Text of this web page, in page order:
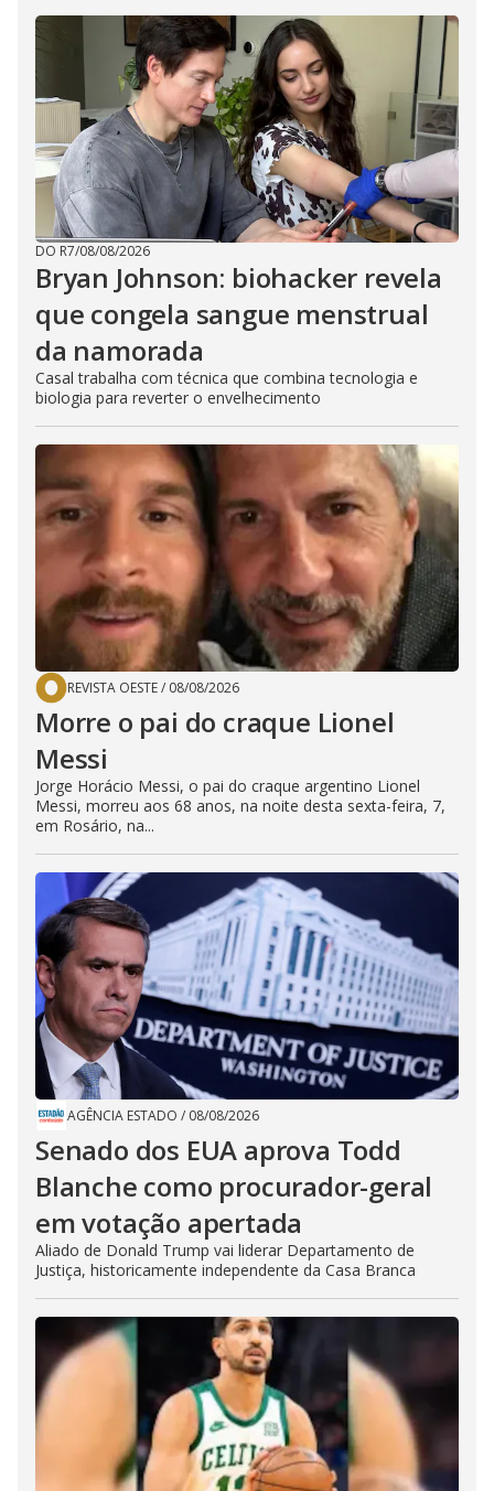
DO R7/08/08/2026
Bryan Johnson: biohacker revela
que congela sangue menstrual
da namorada
Casal trabalha com técnica que combina tecnologia e
biologia para reverter o envelhecimento
REVISTA OESTE/ 08/08/2026
Morre o pai do craque Lionel
Messi
Jorge Horácio Messi, o pai do craque argentino Lionel
Messi, morreu aos 68 anos, na noite desta sexta-feira, 7,
em Rosário, na...
AGÊNCIA ESTADO / 08/08/2026
Senado dos EUA aprova Todd
Blanche como procurador-geral
em votação apertada
Aliado de Donald Trump vai liderar Departamento de
Justiça, historicamente independente da Casa Branca